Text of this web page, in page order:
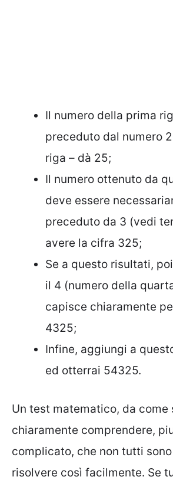
Il numero della prima
preceduto dal numero
riga – dà 25;
Il numero ottenuto da
deve essere
preceduto da 3 (vedi
avere la cifra 325;
Se a questo risultati,
il 4 (numero della
capisce chiaramente
4325;
Infine, aggiungi a
ed otterrai 54325.
Un test matematico, da come
chiaramente comprendere,
complicato, che non tutti
risolvere così facilmente. Se